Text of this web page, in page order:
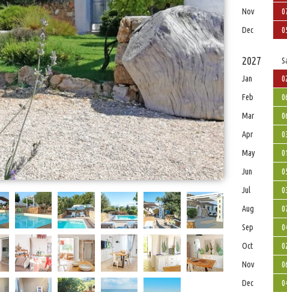
Nov
Dec
2027
Jan
Feb
Mar
Apr
May
01
Jun
Jul
Aug
Sep
Oct
Nov
Dec